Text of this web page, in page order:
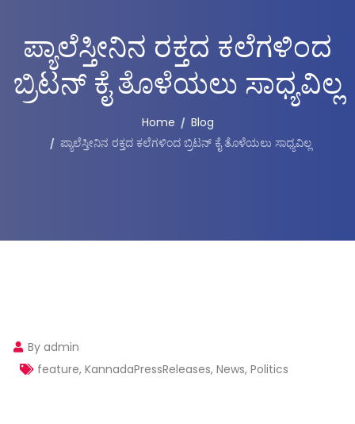
ಪ್ಯಾಲೆಸ್ತೀನಿನ ರಕ್ತದ ಕಲೆಗಳಿಂದ
ಬ್ರಿಟನ್ ಕೈ ತೊಳೆಯಲು ಸಾಧ್ಯವಿಲ್ಲ
Home
Blog
ಪ್ಯಾಲೆಸ್ತೀನಿನ ರಕ್ತದ ಕಲೆಗಳಿಂದ ಬ್ರಿಟನ್ ಕೈ ತೊಳೆಯಲು ಸಾಧ್ಯವಿಲ್ಲ
By admin
feature, KannadaPressReleases, News, Politics